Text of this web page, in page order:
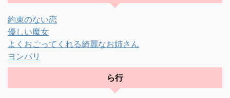
約束のない恋
優しい魔女
よくおごってくれる綺麗なお姉さん
ヨンパリ
ら行